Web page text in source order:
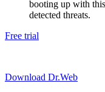
booting up with
detected threats.
Free trial
Download Dr.Web